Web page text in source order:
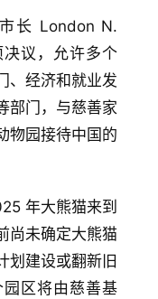
长 London N.
议，允许多个
、经济和就业发
部门，与慈善家
物园接待中国的
年大熊猫来到
尚未确定大熊猫
划建设或翻新旧
区将由慈善基